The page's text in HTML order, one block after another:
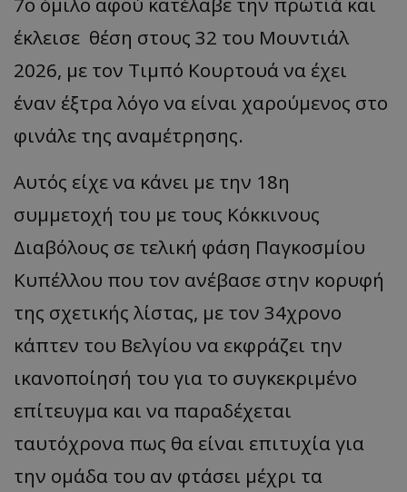
έκλεισε θέση στους 32 του Μουντιάλ
2026, με τον Τιμπό Κουρτουά να έχει
έναν έξτρα λόγο να είναι χαρούμενος στο
φινάλε της αναμέτρησης.
Αυτός είχε να κάνει με την 18η
συμμετοχή του με τους Κόκκινους
Διαβόλους σε τελική φάση Παγκοσμίου
Κυπέλλου που τον ανέβασε στην κορυφή
της σχετικής λίστας, με τον 34χρονο
κάπτεν του Βελγίου να εκφράζει την
ικανοποίησή του για το συγκεκριμένο
επίτευγμα και να παραδέχεται
ταυτόχρονα πως θα είναι επιτυχία για
την ομάδα του αν φτάσει μέχρι τα